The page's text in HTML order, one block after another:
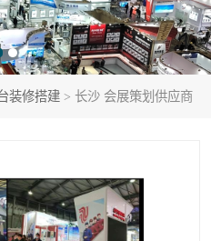
装修搭建 > 长沙 会展策划供应商
专柜制作
展会搭建
展会服务